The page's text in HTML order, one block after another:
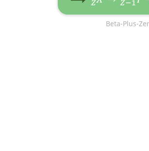
Beta-Plus-